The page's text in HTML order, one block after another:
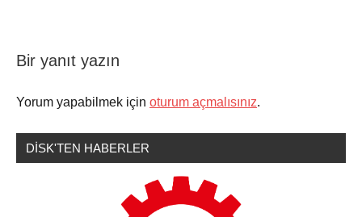
Bir yanıt yazın
Yorum yapabilmek için oturum açmalısınız.
DİSK'TEN HABERLER